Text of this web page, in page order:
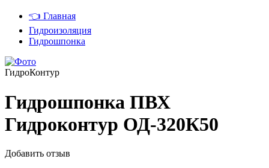
👈 Главная
Гидроизоляция
Гидрошпонка
ГидроКонтур
Гидрошпонка ПВХ
Гидроконтур ОД-320К50
Добавить отзыв